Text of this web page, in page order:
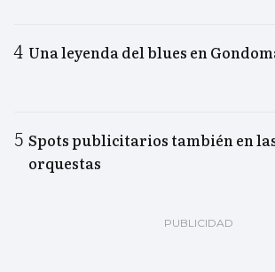
Una leyenda del blues en
Spots publicitarios también en
orquestas